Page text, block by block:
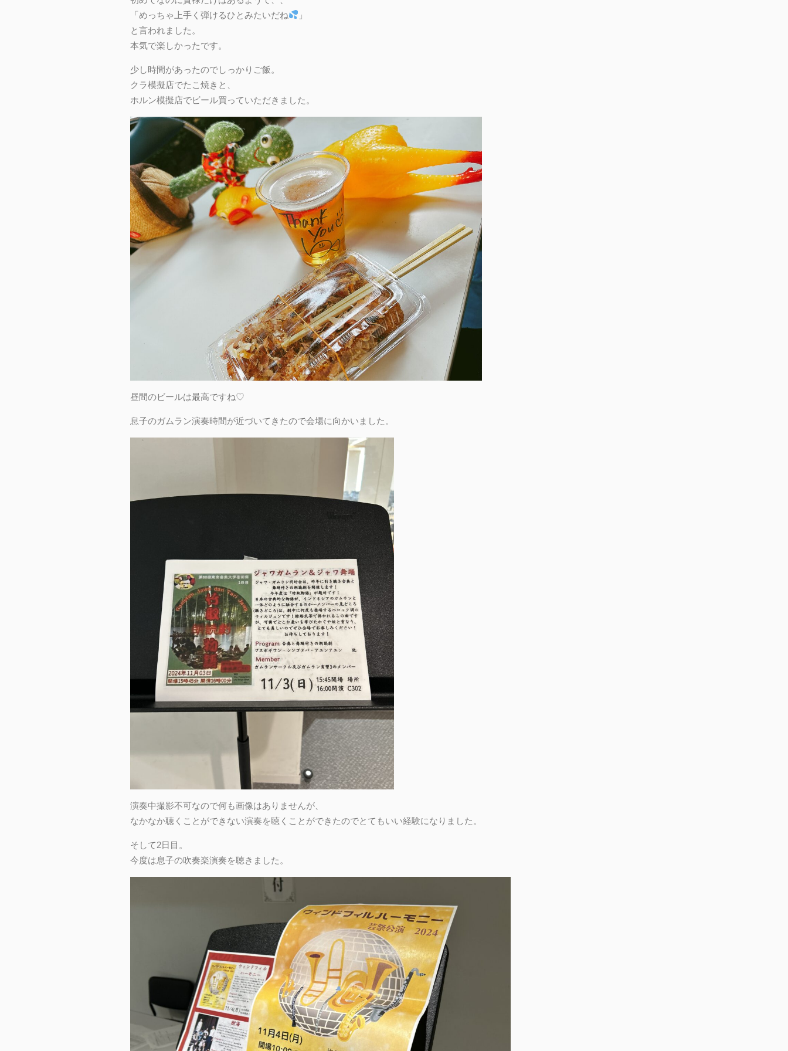
「めっちゃ上手く弾けるひとみたいだね
」
と言われました。
本気で楽しかったです。
少し時間があったのでしっかりご飯。
クラ模擬店でたこ焼きと、
ホルン模擬店でビール買っていただきました。
昼間のビールは最高ですね♡
息子のガムラン演奏時間が近づいてきたので会場に向かいました。
演奏中撮影不可なので何も画像はありませんが、
なかなか聴くことができない演奏を聴くことができたのでとてもいい経験になりました。
そして2日目。
今度は息子の吹奏楽演奏を聴きました。